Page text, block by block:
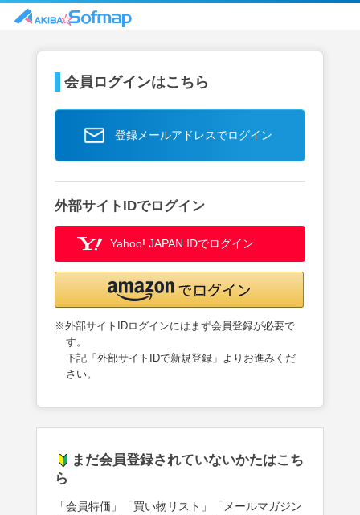
会員ログインはこちら
登録メールアドレスでログイン
外部サイトIDでログイン
Yahoo! JAPAN IDでログイン
※外部サイトIDログインにはまず会員登録が必要で
す。
下記「外部サイトIDで新規登録」よりお進みくだ
さい。
まだ会員登録されていないかたはこち
ら
「会員特価」「買い物リスト」「メールマガジン